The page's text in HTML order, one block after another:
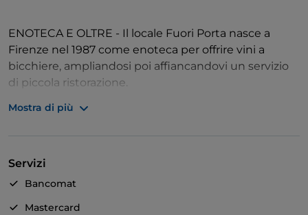
ENOTECA E OLTRE - Il locale Fuori Porta nasce a
Firenze nel 1987 come enoteca per offrire vini a
bicchiere, ampliandosi poi affiancandovi un servizio
di piccola ristorazione.
PICCOLA CUCINA - La cucina offre piatti tipici e
insalate, per concludere con dolci di produzione
propria. Non mancano a tutte le ore aperitivi e piccoli
Mostra di più
Servizi
Bancomat
Mastercard